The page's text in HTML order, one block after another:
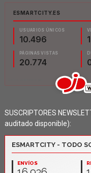
SUSCRIPTORES
auditado disponible):